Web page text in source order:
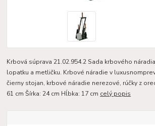
Krbová súprava 21.02.954.2 Sada krbového
lopatku a metličku. Krbové náradie v
čierny stojan, krbové náradie nerezové, rúčky z
61 cm Šírka: 24 cm Hĺbka: 17 cm celý popis